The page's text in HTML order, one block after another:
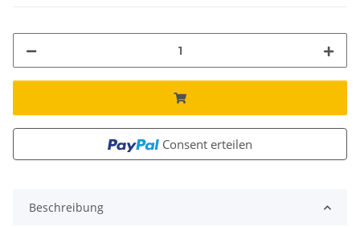
Consent erteilen
Beschreibung